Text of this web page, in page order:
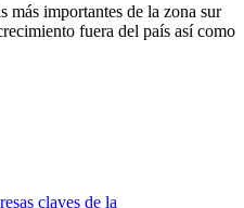
más importantes de la zona sur
fuera del país así como